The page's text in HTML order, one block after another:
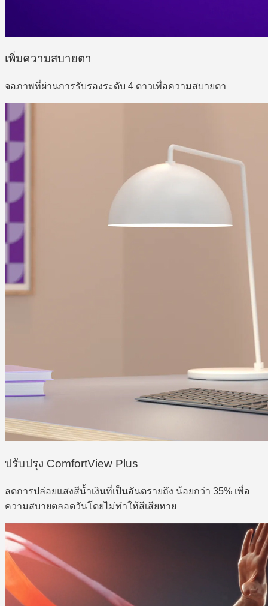
เพิ่มความสบายตา
จอภาพที่ผ่านการรับรองระดับ 4 ดาวเพื่อความสบายตา
ปรับปรุง ComfortView Plus
ลดการปล่อยแสงสีน้ำเงินที่เป็นอันตรายถึง น้อยกว่า 35% เพื่อ
ความสบายตลอดวันโดยไม่ทำให้สีเสียหาย